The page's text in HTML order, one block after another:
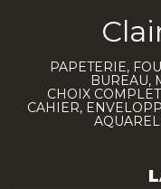
PAPETERIE,
BUREAU,
CHOIX
CAHIER,